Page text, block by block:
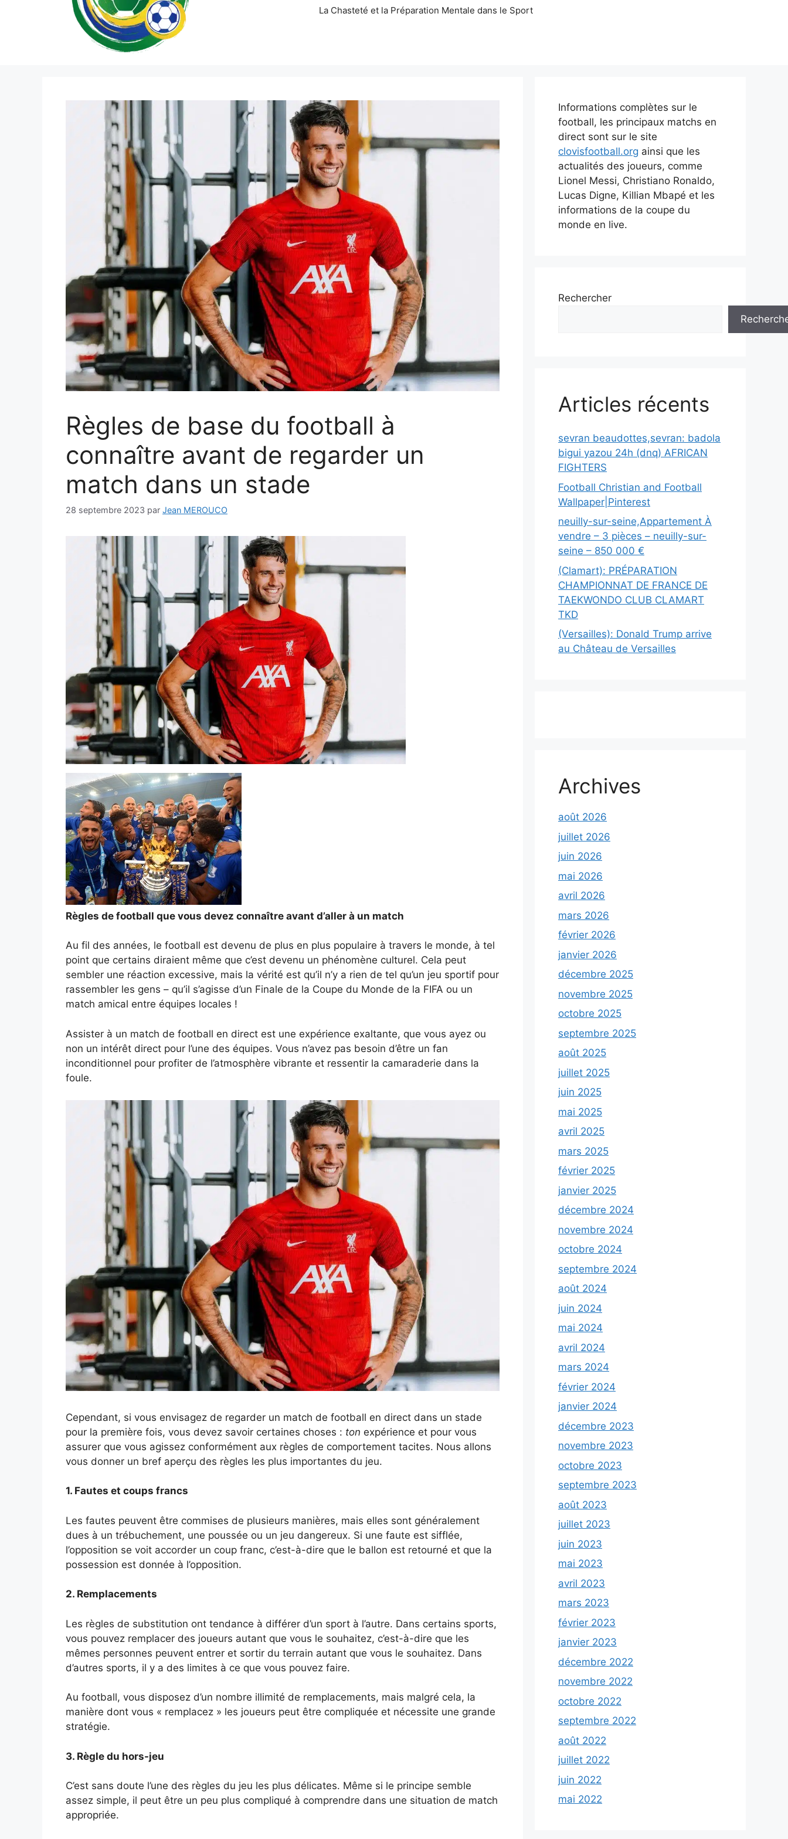
La Chasteté et la Préparation Mentale dans le Sport
Règles de base du football à
connaître avant de regarder un
match dans un stade
28 septembre 2023 par Jean MEROUCO
Règles de football que vous devez connaître avant d’aller à un match
Au fil des années, le football est devenu de plus en plus populaire à travers le monde, à tel
point que certains diraient même que c’est devenu un phénomène culturel. Cela peut
sembler une réaction excessive, mais la vérité est qu’il n’y a rien de tel qu’un jeu sportif pour
rassembler les gens – qu’il s’agisse d’un Finale de la Coupe du Monde de la FIFA ou un
match amical entre équipes locales !
Assister à un match de football en direct est une expérience exaltante, que vous ayez ou
non un intérêt direct pour l’une des équipes. Vous n’avez pas besoin d’être un fan
inconditionnel pour profiter de l’atmosphère vibrante et ressentir la camaraderie dans la
foule.
Cependant, si vous envisagez de regarder un match de football en direct dans un stade
pour la première fois, vous devez savoir certaines choses : ton expérience et pour vous
assurer que vous agissez conformément aux règles de comportement tacites. Nous allons
vous donner un bref aperçu des règles les plus importantes du jeu.
1. Fautes et coups francs
Les fautes peuvent être commises de plusieurs manières, mais elles sont généralement
dues à un trébuchement, une poussée ou un jeu dangereux. Si une faute est sifflée,
l’opposition se voit accorder un coup franc, c’est-à-dire que le ballon est retourné et que la
possession est donnée à l’opposition.
2. Remplacements
Les règles de substitution ont tendance à différer d’un sport à l’autre. Dans certains sports,
vous pouvez remplacer des joueurs autant que vous le souhaitez, c’est-à-dire que les
mêmes personnes peuvent entrer et sortir du terrain autant que vous le souhaitez. Dans
d’autres sports, il y a des limites à ce que vous pouvez faire.
Au football, vous disposez d’un nombre illimité de remplacements, mais malgré cela, la
manière dont vous « remplacez » les joueurs peut être compliquée et nécessite une grande
stratégie.
3. Règle du hors-jeu
C’est sans doute l’une des règles du jeu les plus délicates. Même si le principe semble
assez simple, il peut être un peu plus compliqué à comprendre dans une situation de match
appropriée.
Informations complètes sur le
football, les principaux matchs en
direct sont sur le site
clovisfootball.org ainsi que les
actualités des joueurs, comme
Lionel Messi, Christiano Ronaldo,
Lucas Digne, Killian Mbapé et les
informations de la coupe du
monde en live.
Rechercher
Articles récents
sevran beaudottes,sevran: badola
bigui yazou 24h (dnq) AFRICAN
FIGHTERS
Football Christian and Football
Wallpaper|Pinterest
neuilly-sur-seine,Appartement À
vendre – 3 pièces – neuilly-sur-
seine – 850 000 €
(Clamart): PRÉPARATION
CHAMPIONNAT DE FRANCE DE
TAEKWONDO CLUB CLAMART
TKD
(Versailles): Donald Trump arrive
au Château de Versailles
Archives
août 2026
juillet 2026
juin 2026
mai 2026
avril 2026
mars 2026
février 2026
janvier 2026
décembre 2025
novembre 2025
octobre 2025
septembre 2025
août 2025
juillet 2025
juin 2025
mai 2025
avril 2025
mars 2025
février 2025
janvier 2025
décembre 2024
novembre 2024
octobre 2024
septembre 2024
août 2024
juin 2024
mai 2024
avril 2024
mars 2024
février 2024
janvier 2024
décembre 2023
novembre 2023
octobre 2023
septembre 2023
août 2023
juillet 2023
juin 2023
mai 2023
avril 2023
mars 2023
février 2023
janvier 2023
décembre 2022
novembre 2022
octobre 2022
septembre 2022
août 2022
juillet 2022
juin 2022
mai 2022